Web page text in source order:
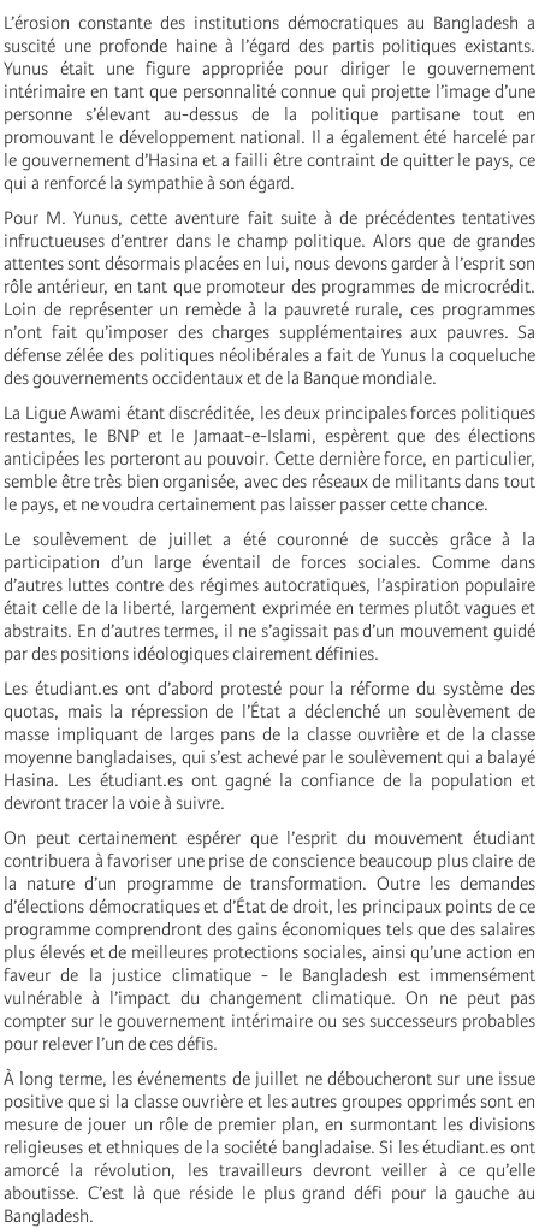
L’érosion constante des institutions démocratiques au Bangladesh a
suscité une profonde haine à l’égard des partis politiques existants.
Yunus était une figure appropriée pour diriger le gouvernement
intérimaire en tant que personnalité connue qui projette l’image d’une
personne s’élevant au-dessus de la politique partisane tout en
promouvant le développement national. Il a également été harcelé par
le gouvernement d’Hasina et a failli être contraint de quitter le pays, ce
qui a renforcé la sympathie à son égard.
Pour M. Yunus, cette aventure fait suite à de précédentes tentatives
infructueuses d’entrer dans le champ politique. Alors que de grandes
attentes sont désormais placées en lui, nous devons garder à l’esprit son
rôle antérieur, en tant que promoteur des programmes de microcrédit.
Loin de représenter un remède à la pauvreté rurale, ces programmes
n’ont fait qu’imposer des charges supplémentaires aux pauvres. Sa
défense zélée des politiques néolibérales a fait de Yunus la coqueluche
des gouvernements occidentaux et de la Banque mondiale.
La Ligue Awami étant discréditée, les deux principales forces politiques
restantes, le BNP et le Jamaat-e-Islami, espèrent que des élections
anticipées les porteront au pouvoir. Cette dernière force, en particulier,
semble être très bien organisée, avec des réseaux de militants dans tout
le pays, et ne voudra certainement pas laisser passer cette chance.
Le soulèvement de juillet a été couronné de succès grâce à la
participation d’un large éventail de forces sociales. Comme dans
d’autres luttes contre des régimes autocratiques, l’aspiration populaire
était celle de la liberté, largement exprimée en termes plutôt vagues et
abstraits. En d’autres termes, il ne s’agissait pas d’un mouvement guidé
par des positions idéologiques clairement définies.
Les étudiant.es ont d’abord protesté pour la réforme du système des
quotas, mais la répression de l’État a déclenché un soulèvement de
masse impliquant de larges pans de la classe ouvrière et de la classe
moyenne bangladaises, qui s’est achevé par le soulèvement qui a balayé
Hasina. Les étudiant.es ont gagné la confiance de la population et
devront tracer la voie à suivre.
On peut certainement espérer que l’esprit du mouvement étudiant
contribuera à favoriser une prise de conscience beaucoup plus claire de
la nature d’un programme de transformation. Outre les demandes
d’élections démocratiques et d’État de droit, les principaux points de ce
programme comprendront des gains économiques tels que des salaires
plus élevés et de meilleures protections sociales, ainsi qu’une action en
faveur de la justice climatique - le Bangladesh est immensément
vulnérable à l’impact du changement climatique. On ne peut pas
compter sur le gouvernement intérimaire ou ses successeurs probables
pour relever l’un de ces défis.
À long terme, les événements de juillet ne déboucheront sur une issue
positive que si la classe ouvrière et les autres groupes opprimés sont en
mesure de jouer un rôle de premier plan, en surmontant les divisions
religieuses et ethniques de la société bangladaise. Si les étudiant.es ont
amorcé la révolution, les travailleurs devront veiller à ce qu’elle
aboutisse. C’est là que réside le plus grand défi pour la gauche au
Bangladesh.